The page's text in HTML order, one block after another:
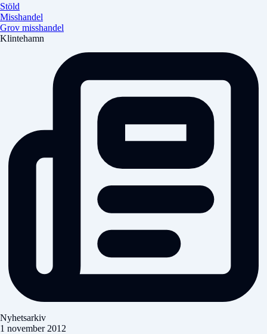
Stöld
Misshandel
Grov misshandel
Klintehamn
Nyhetsarkiv
1 november 2012